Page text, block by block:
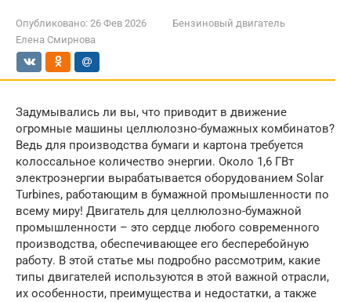
Опубликовано: 26 Фев 2026
Бензиновый двигатель
Елена Смирнова
Задумывались ли вы, что приводит в движение
огромные машины целлюлозно-бумажных комбинатов?
Ведь для производства бумаги и картона требуется
колоссальное количество энергии. Около 1,6 ГВт
электроэнергии вырабатывается оборудованием Solar
Turbines, работающим в бумажной промышленности по
всему миру! Двигатель для целлюлозно-бумажной
промышленности – это сердце любого современного
производства, обеспечивающее его бесперебойную
работу. В этой статье мы подробно рассмотрим, какие
типы двигателей используются в этой важной отрасли,
их особенности, преимущества и недостатки, а также